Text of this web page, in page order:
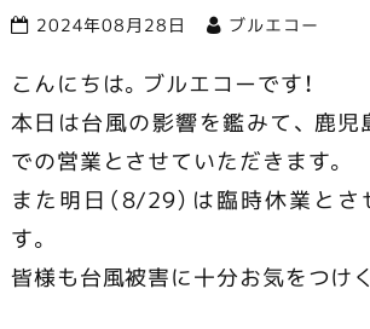
2024年08月28日 ブルエコー
こんにちは。ブルエコーです！
本日は台風の影響を鑑みて、 鹿
での営業とさせていただきます。
また明日（8/29）は臨時休業と
す。
皆様も台風被害に十分お気をつけ